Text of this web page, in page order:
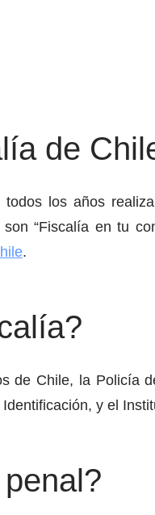
de
los años
“Fiscalía en tu
.
de Chile, la Policía
y el